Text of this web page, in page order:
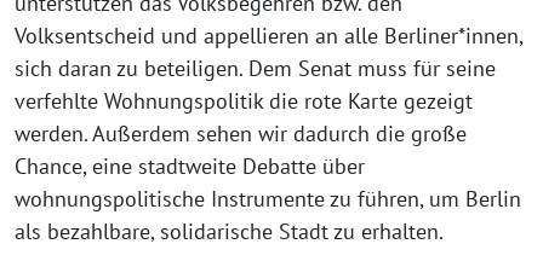
Volksentscheid und appellieren an alle Berliner*innen,
sich daran zu beteiligen. Dem Senat muss für seine
verfehlte Wohnungspolitik die rote Karte gezeigt
werden. Außerdem sehen wir dadurch die große
Chance, eine stadtweite Debatte über
wohnungspolitische Instrumente zu führen, um Berlin
als bezahlbare, solidarische Stadt zu erhalten.